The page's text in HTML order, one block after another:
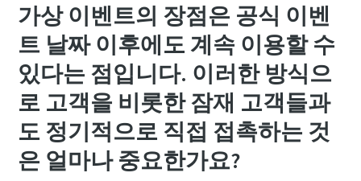
가상 이벤트의 장점은 공식 이벤
트 날짜 이후에도 계속 이용할 수
있다는 점입니다. 이러한 방식으
로 고객을 비롯한 잠재 고객들과
도 정기적으로 직접 접촉하는 것
은 얼마나 중요한가요?